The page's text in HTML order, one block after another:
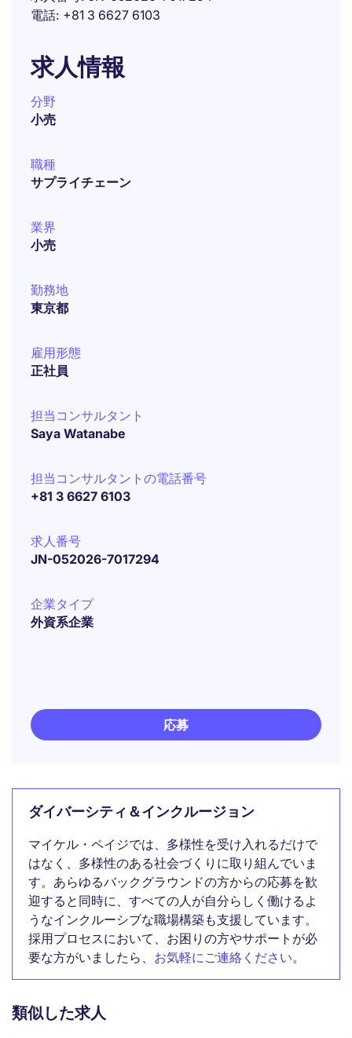
電話 +81 3 6627 6103
求人情報
分野
小売
職種
サプライチェーン
業界
小売
勤務地
東京都
雇用形態
正社員
担当コンサルタント
Saya Watanabe
担当コンサルタントの電話番号
+81 3 6627 6103
求人番号
JN-052026-7017294
企業タイプ
外資系企業
応募
ダイバーシティ＆インクルージョン
マイケル・ペイジでは、多様性を受け入れるだけで
はなく、多様性のある社会づくりに取り組んでいま
す。あらゆるバックグラウンドの方からの応募を歓
迎すると同時に、すべての人が自分らしく働けるよ
うなインクルーシブな職場構築も支援しています。
採用プロセスにおいて、お困りの方やサポートが必
要な方がいましたら、 お気軽にご連絡ください。
類似した求人